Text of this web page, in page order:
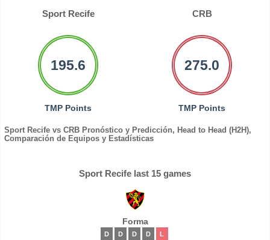
Sport Recife CRB
195.6
TMP Points
275.0
TMP Points
Sport Recife vs CRB Pronóstico y Predicción, Head to Head (H2H),
Comparación de Equipos y Estadísticas
Sport Recife last 15 games
Forma
D D D D L